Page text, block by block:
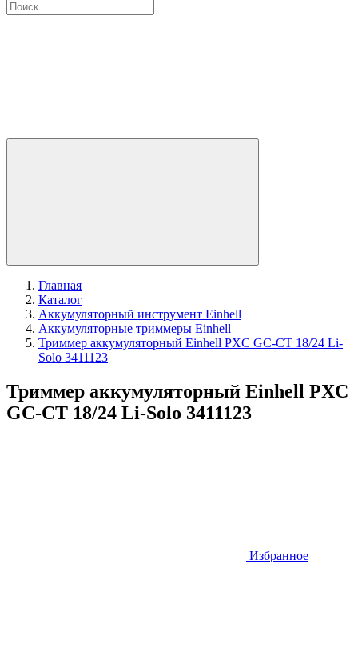
Главная
Каталог
Аккумуляторный инструмент Einhell
Аккумуляторные триммеры Einhell
Триммер аккумуляторный Einhell PXC GC-CT 18/24 Li-
Solo 3411123
Триммер аккумуляторный Einhell PXC
GC-CT 18/24 Li-Solo 3411123
Избранное